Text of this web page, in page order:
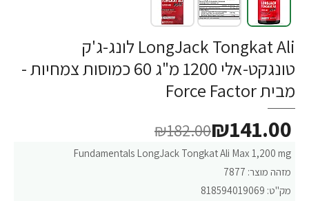
LongJack Tongkat Ali לונג-ג'ק
טונגקט-אלי 1200 מ"ג 60 כמוסות צמחיות -
מבית Force Factor
Fundamentals LongJack Tongkat Ali Max 1,200 mg
מזהה מוצר: 7877
מק"ט: 818594019069
₪141.00
₪182.00